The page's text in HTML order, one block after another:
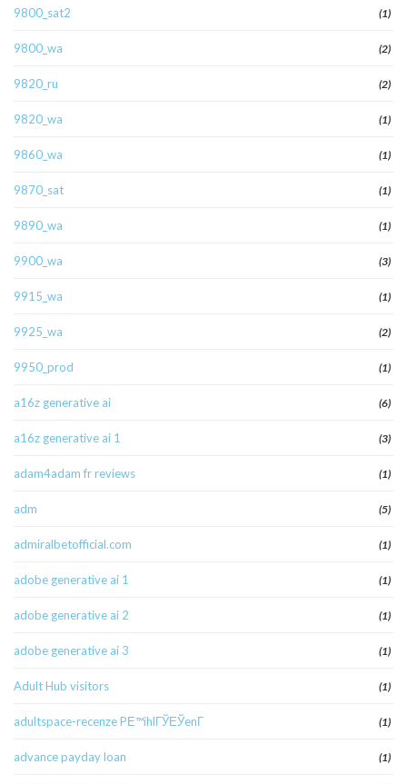
9800_sat2 (1)
9800_wa (2)
9820_ru (2)
9820_wa (1)
9860_wa (1)
9870_sat (1)
9890_wa (1)
9900_wa (3)
9915_wa (1)
9925_wa (2)
9950_prod (1)
a16z generative ai (6)
a16z generative ai 1 (3)
adam4adam fr reviews (1)
adm (5)
admiralbetofficial.com (1)
adobe generative ai 1 (1)
adobe generative ai 2 (1)
adobe generative ai 3 (1)
Adult Hub visitors (1)
adultspace-recenze PЕ™ihlГЎЕЎenГ­ (1)
advance payday loan (1)